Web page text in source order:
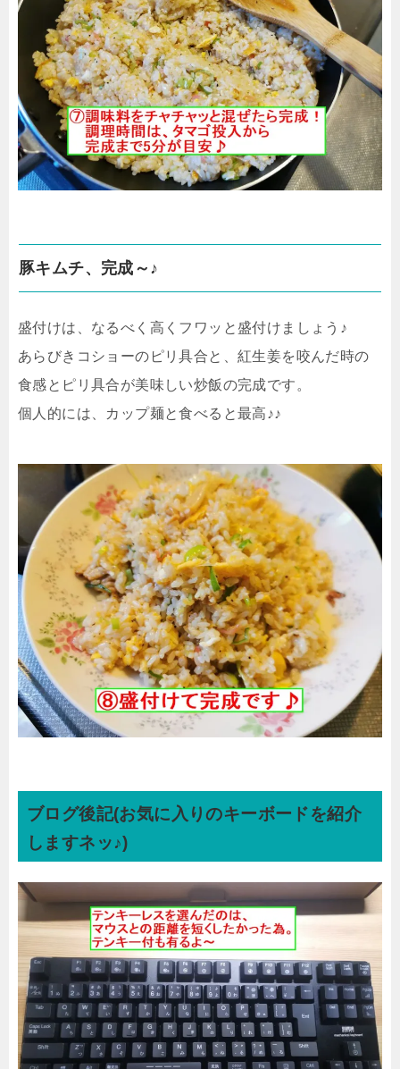
豚キムチ、完成～♪
盛付けは、なるべく高くフワッと盛付けましょう♪
あらびきコショーのピリ具合と、紅生姜を咬んだ時の
食感とピリ具合が美味しい炒飯の完成です。
個人的には、カップ麺と食べると最高♪♪
ブログ後記(お気に入りのキーボードを紹介
しますネッ♪)